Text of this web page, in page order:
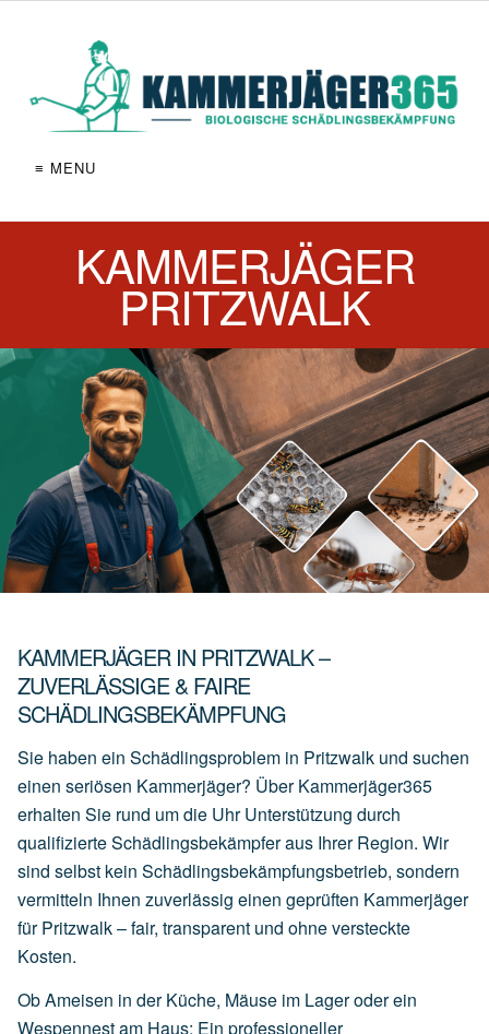
≡ MENU
KAMMERJÄGER
PRITZWALK
KAMMERJÄGER IN PRITZWALK –
ZUVERLÄSSIGE & FAIRE
SCHÄDLINGSBEKÄMPFUNG
Sie haben ein Schädlingsproblem in Pritzwalk und suchen
einen seriösen Kammerjäger? Über Kammerjäger365
erhalten Sie rund um die Uhr Unterstützung durch
qualifizierte Schädlingsbekämpfer aus Ihrer Region. Wir
sind selbst kein Schädlingsbekämpfungsbetrieb, sondern
vermitteln Ihnen zuverlässig einen geprüften Kammerjäger
für Pritzwalk – fair, transparent und ohne versteckte
Kosten.
Ob Ameisen in der Küche, Mäuse im Lager oder ein
Wespennest am Haus: Ein professioneller